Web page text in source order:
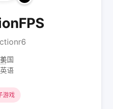
美国
英语
游戏